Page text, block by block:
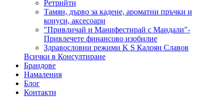
Ретрийти
Тамян, дърво за кадене, ароматни пръчки и
конуси, аксесоари
"Привличай и Манифестирай с Мандали"-
Привлечете финансово изобилие
Здравословни режими K S Калоян Славов
Всички в Консултиране
Брандове
Намаления
Блог
Контакти